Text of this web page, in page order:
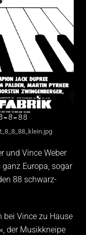
und Vince Weber
Europa, sogar
88 schwarz-
bei Vince zu Hause
der Musikkneipe